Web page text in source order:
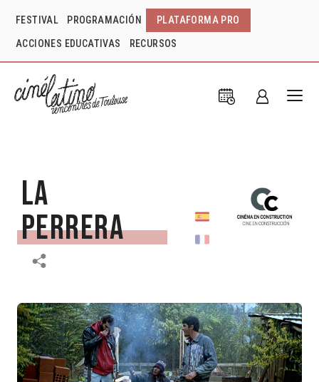
FESTIVAL PROGRAMACIÓN PLATAFORMA PRO
ACCIONES EDUCATIVAS RECURSOS
La
Perrera